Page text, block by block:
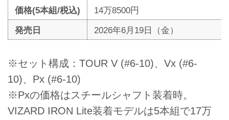
価格(5本組/税込)
14万8500円
発売日
2026年6月19日（金）
※セット構成：TOUR V (#6-10)、Vx (#6-
10)、Px (#6-10)
※Pxの価格はスチールシャフト装着時。
VIZARD IRON Lite装着モデルは5本組で17万